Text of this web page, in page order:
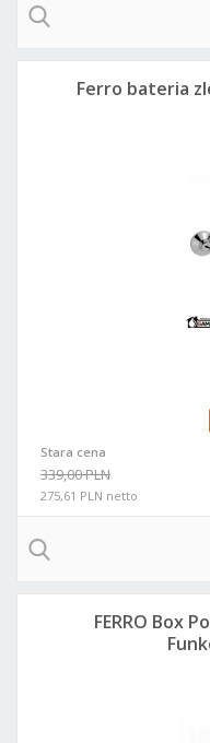
Stara cena
339,00 PLN
275,61 PLN netto
Ferro bateria
FERRO Box